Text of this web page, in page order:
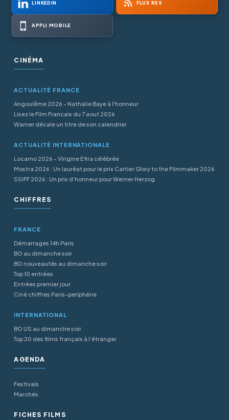
LINKEDIN FLUX RSS
APPLI MOBILE
CINÉMA
ACTUALITÉ FRANCE
Angoulême 2026 - Nathalie Baye à l'honneur
Lisez le Film Francais du 7 aout 2026
Warner décale un titre de son calendrier
ACTUALITÉ INTERNATIONALE
Locarno 2026 - Virigine Efira célébrée
Mostra 2026 : Un lauréat pour le prix Cartier Glory to the Filmmaker 2026
SSIFF 2026 : Un prix d’honneur pour Werner Herzog
CHIFFRES
FRANCE
Démarrages 14h Paris
BO au dimanche soir
BO nouveautés au dimanche soir
Top 10 entrées
Entrées premier jour
Ciné chiffres Paris-periphérie
INTERNATIONAL
BO US au dimanche soir
Top 20 des films français à l’étranger
AGENDA
Festivals
Marchés
FICHES FILMS